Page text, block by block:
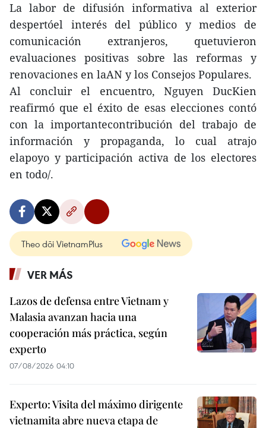
La labor de difusión informativa al exterior
despertóel interés del público y medios de
comunicación extranjeros, quetuvieron
evaluaciones positivas sobre las reformas y
renovaciones en laAN y los Consejos Populares.
Al concluir el encuentro, Nguyen DucKien
reafirmó que el éxito de esas elecciones contó
con la importantecontribución del trabajo de
información y propaganda, lo cual atrajo
elapoyo y participación activa de los electores
en todo/.
Theo dõi VietnamPlus
VER MÁS
Lazos de defensa entre Vietnam y
Malasia avanzan hacia una
cooperación más práctica, según
experto
07/08/2026 04:10
Experto: Visita del máximo dirigente
vietnamita abre nueva etapa de